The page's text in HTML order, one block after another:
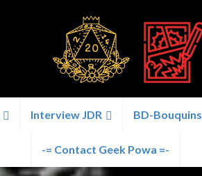
Interview JDR BD-Bouquins
-= Contact Geek Powa =-